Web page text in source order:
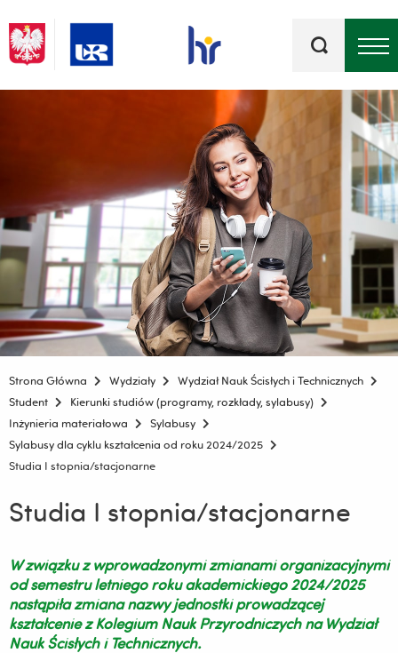
kluczowe
Strona Główna Wydziały
Wydział Nauk Ścisłych i Technicznych
Student
Kierunki studiów (programy, rozkłady, sylabusy)
Inżynieria materiałowa
Sylabusy
Sylabusy dla cyklu kształcenia od roku 2024/2025
Studia I stopnia/stacjonarne
Studia I stopnia/stacjonarne
W związku z wprowadzonymi zmianami organizacyjnymi
od semestru letniego roku akademickiego 2024/2025
nastąpiła zmiana nazwy jednostki prowadzącej
kształcenie z Kolegium Nauk Przyrodniczych na Wydział
Nauk Ścisłych i Technicznych.